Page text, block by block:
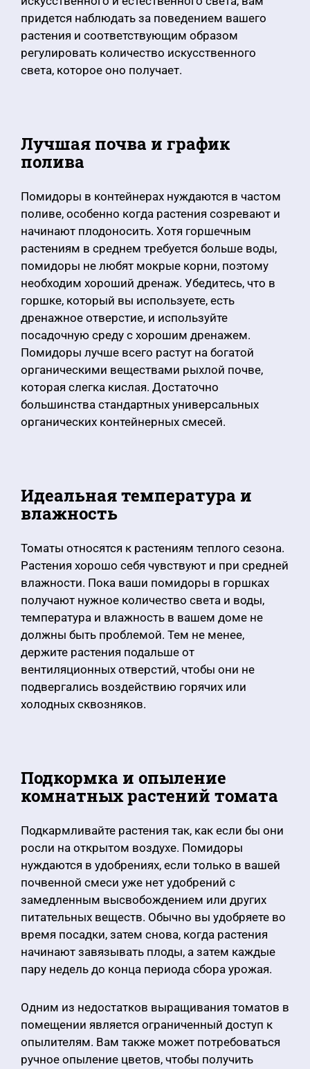
придется наблюдать за поведением вашего
растения и соответствующим образом
регулировать количество искусственного
света, которое оно получает.
Лучшая почва и график
полива
Помидоры в контейнерах нуждаются в частом
поливе, особенно когда растения созревают и
начинают плодоносить. Хотя горшечным
растениям в среднем требуется больше воды,
помидоры не любят мокрые корни, поэтому
необходим хороший дренаж. Убедитесь, что в
горшке, который вы используете, есть
дренажное отверстие, и используйте
посадочную среду с хорошим дренажем.
Помидоры лучше всего растут на богатой
органическими веществами рыхлой почве,
которая слегка кислая. Достаточно
большинства стандартных универсальных
органических контейнерных смесей.
Идеальная температура и
влажность
Томаты относятся к растениям теплого сезона.
Растения хорошо себя чувствуют и при средней
влажности. Пока ваши помидоры в горшках
получают нужное количество света и воды,
температура и влажность в вашем доме не
должны быть проблемой. Тем не менее,
держите растения подальше от
вентиляционных отверстий, чтобы они не
подвергались воздействию горячих или
холодных сквозняков.
Подкормка и опыление
комнатных растений томата
Подкармливайте растения так, как если бы они
росли на открытом воздухе. Помидоры
нуждаются в удобрениях, если только в вашей
почвенной смеси уже нет удобрений с
замедленным высвобождением или других
питательных веществ. Обычно вы удобряете во
время посадки, затем снова, когда растения
начинают завязывать плоды, а затем каждые
пару недель до конца периода сбора урожая.
Одним из недостатков выращивания томатов в
помещении является ограниченный доступ к
опылителям. Вам также может потребоваться
ручное опыление цветов, чтобы получить